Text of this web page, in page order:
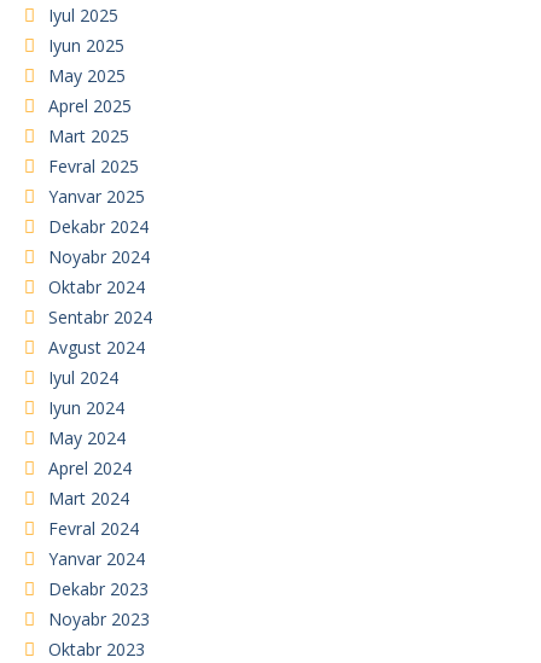
Iyul 2025
Iyun 2025
May 2025
Aprel 2025
Mart 2025
Fevral 2025
Yanvar 2025
Dekabr 2024
Noyabr 2024
Oktabr 2024
Sentabr 2024
Avgust 2024
Iyul 2024
Iyun 2024
May 2024
Aprel 2024
Mart 2024
Fevral 2024
Yanvar 2024
Dekabr 2023
Noyabr 2023
Oktabr 2023